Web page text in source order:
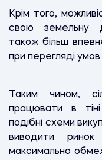
Крім того,
свою земельну
також більш
при перегляді
Таким чином,
працювати в
подібні схеми
виводити
максимально